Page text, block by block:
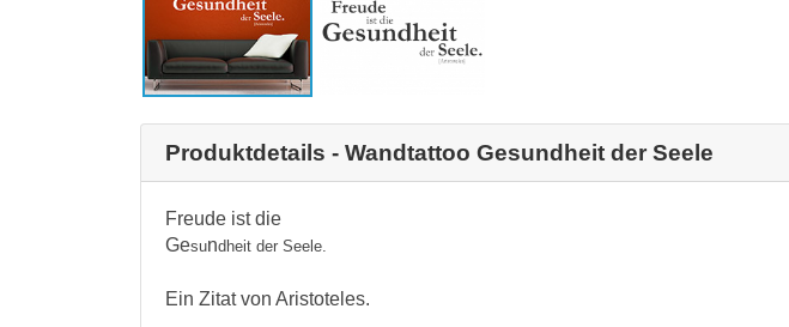
Produktdetails - Wandtattoo Gesundheit der Seele
Freude ist die
Gesundheit der See le.
Ein Zitat von Aristoteles.